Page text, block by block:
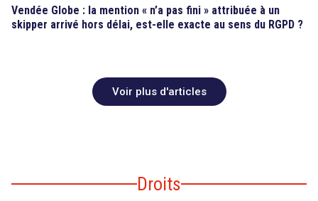
Vendée Globe : la mention « n’a pas fini » attribuée à un
skipper arrivé hors délai, est-elle exacte au sens du RGPD ?
Voir plus d'articles
Droits